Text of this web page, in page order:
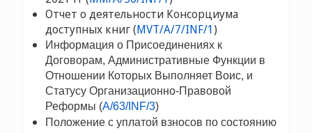
Отчет о деятельности Консорциума
доступных книг (MVT/A/7/INF/1)
Информация о Присоединениях к
Договорам, Административные Функции в
Отношении Которых Выполняет Воис, и
Cтатусу Организационно-Правовой
Реформы (A/63/INF/3)
Положение с уплатой взносов по состоянию